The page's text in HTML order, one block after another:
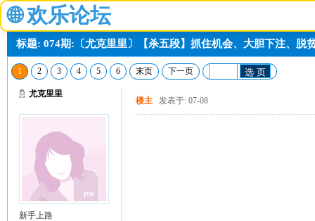
🌐 欢乐论坛
标题: 074期:〔尤克里里〕【杀五段】抓住机会、大胆下注、脱
1 2 3 4 5 6 末页 下一页 选 页
尤克里里
新手上路
楼主 发表于: 07-08